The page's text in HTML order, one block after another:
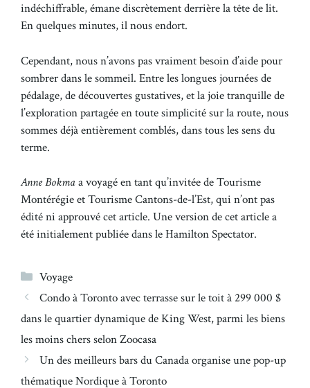
indéchiffrable, émane discrètement derrière la tête de lit.
En quelques minutes, il nous endort.
Cependant, nous n’avons pas vraiment besoin d’aide pour
sombrer dans le sommeil. Entre les longues journées de
pédalage, de découvertes gustatives, et la joie tranquille de
l’exploration partagée en toute simplicité sur la route, nous
sommes déjà entièrement comblés, dans tous les sens du
terme.
Anne Bokmaa voyagé en tant qu’invitée de Tourisme
Montérégie et Tourisme Cantons-de-l’Est, qui n’ont pas
édité ni approuvé cet article. Une version de cet article a
été initialement publiée dans le Hamilton Spectator.
Catégories
Voyage
Condo à Toronto avec terrasse sur le toit à 299 000 $
dans le quartier dynamique de King West, parmi les biens
les moins chers selon Zoocasa
Un des meilleurs bars du Canada organise une pop-up
thématique Nordique à Toronto